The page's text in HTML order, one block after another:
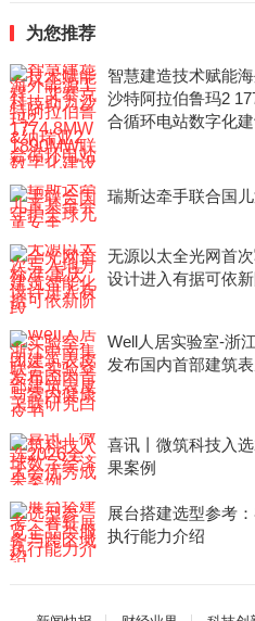
为您推荐
智慧建造技术赋能
沙特阿拉伯鲁玛2
合循环电站数字化
瑞斯达牵手联合国
无源以太全光网首
设计进入有据可依
Well人居实验室-浙
发布国内首部建筑
喜讯丨微筑科技入
果案例
展台搭建选型参考
执行能力介绍